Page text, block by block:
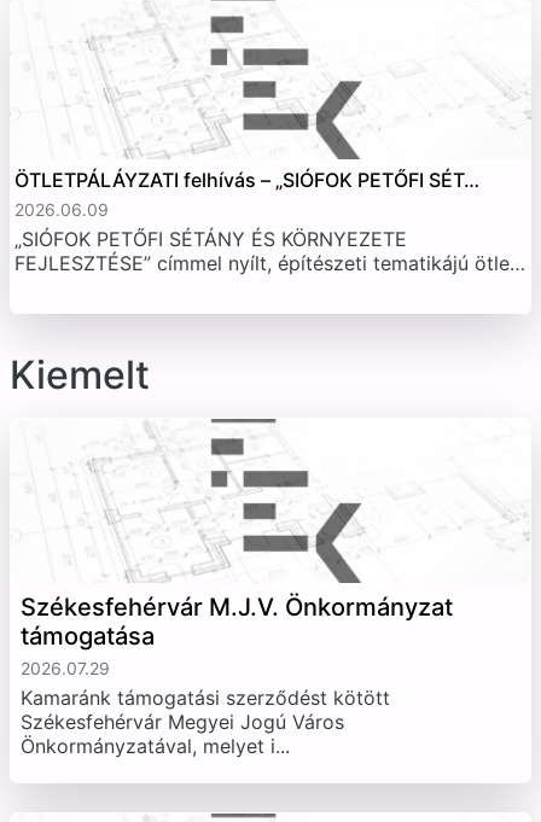
ÖTLETPÁLÁYZATI felhívás – „SIÓFOK PETŐFI SÉT…
2026.06.09
„SIÓFOK PETŐFI SÉTÁNY ÉS KÖRNYEZETE
FEJLESZTÉSE” címmel nyílt, építészeti tematikájú ötle…
Kiemelt
Székesfehérvár M.J.V. Önkormányzat
támogatása
2026.07.29
Kamaránk támogatási szerződést kötött
Székesfehérvár Megyei Jogú Város
Önkormányzatával, melyet i...